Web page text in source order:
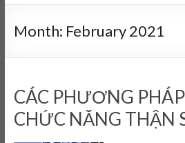
Month: February 2021
CÁC PHƯƠNG
CHỨC NĂNG THẬN